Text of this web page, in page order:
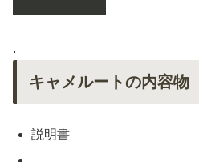
.
キャメルートの内容物
説明書